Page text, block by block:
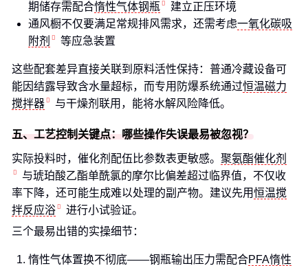
期储存需配合惰性气体钢瓶
建立正压环境
通风橱不仅要满足常规排风需求，还需考虑一氧化碳吸
附剂
等应急装置
这些配套差异直接关联到原料活性保持：普通冷藏设备可
能因结露导致含水量超标，而专用防爆系统通过恒温磁力
搅拌器
与干燥剂联用，能将水解风险降低。
五、工艺控制关键点：哪些操作失误最易被忽视？
实际投料时，催化剂配伍比参数表更敏感。 聚氨酯催化剂
与琥珀酸乙酯单酰氯的摩尔比偏差超过临界值，不仅收
率下降，还可能生成难以处理的副产物。建议先用恒温搅
拌反应浴
进行小试验证。
三个最易出错的实操细节：
惰性气体置换不彻底——钢瓶输出压力需配合PFA惰性